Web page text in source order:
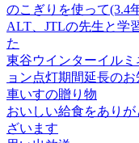
のこぎりを使って(3.4
ALT、JTLの先生と学
た
東谷ウインターイルミ
ョン点灯期間延長の
車いすの贈り物
おいしい給食をありが
ざいます